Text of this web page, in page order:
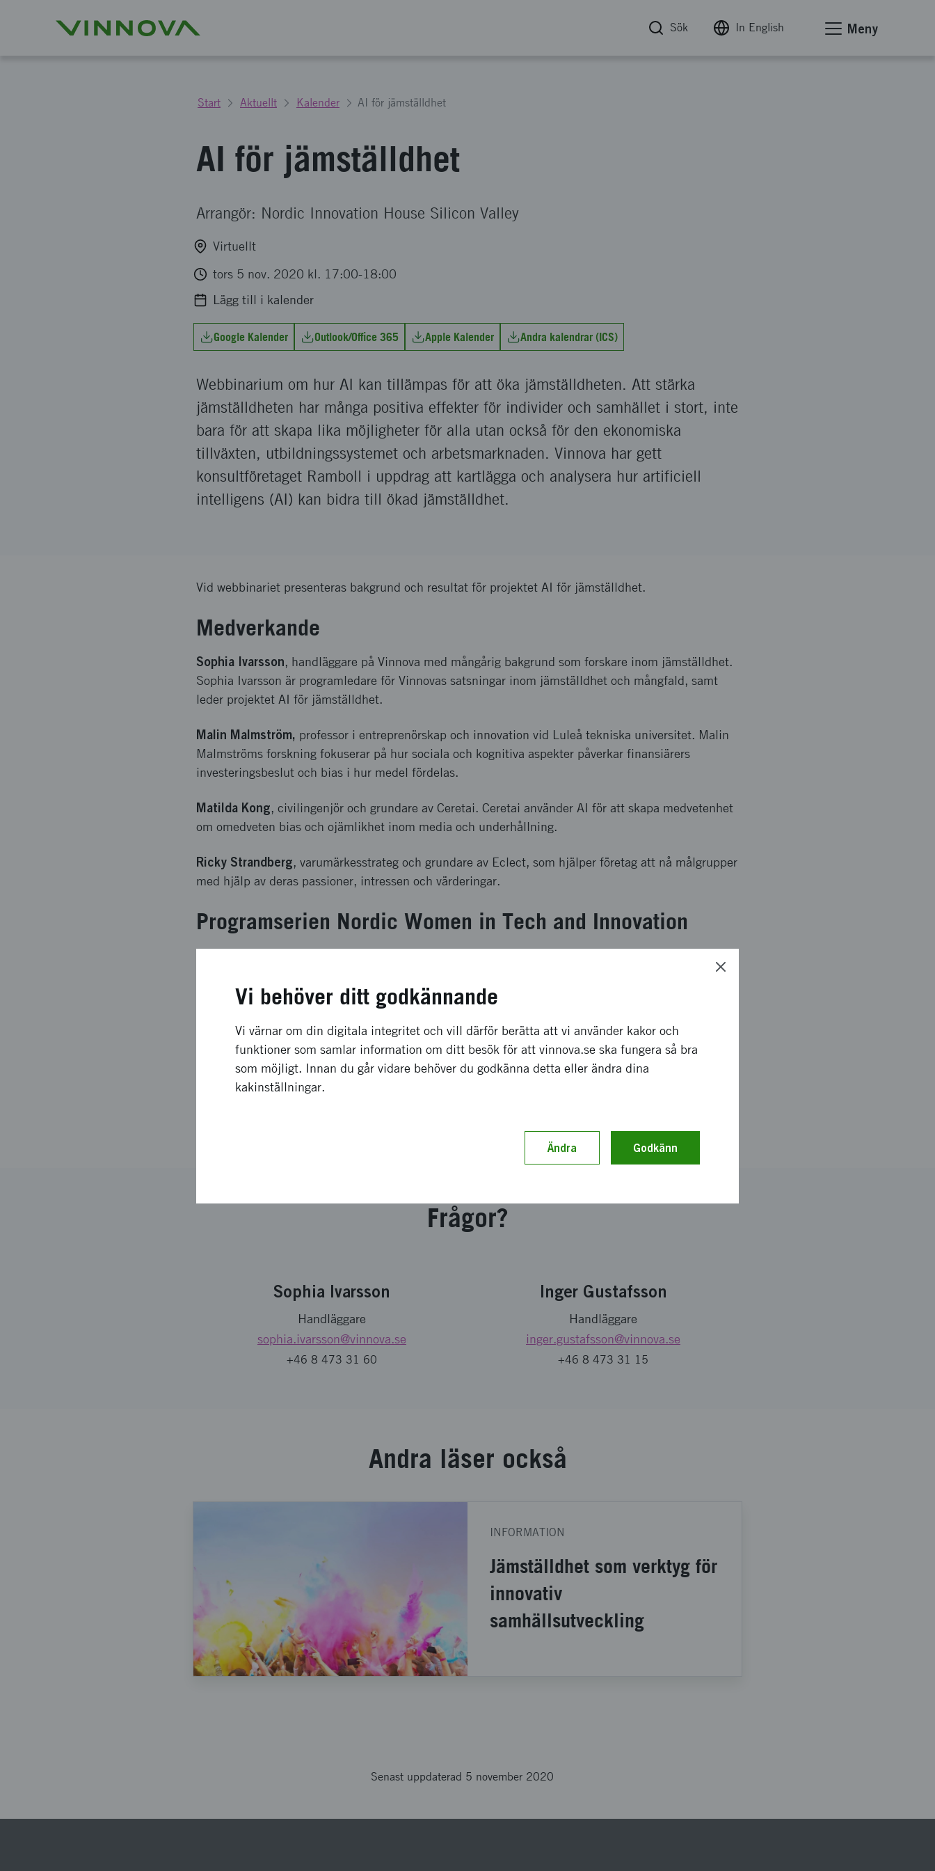
Sök In English Meny
Start Aktuellt Kalender AI för jämställdhet
AI för jämställdhet
Arrangör: Nordic Innovation House Silicon Valley
Virtuellt
tors 5 nov. 2020 kl. 17:00-18:00
Lägg till i kalender
Google Kalender Outlook/Office 365 Apple Kalender Andra kalendrar (ICS)
Webbinarium om hur AI kan tillämpas för att öka jämställdheten. Att stärka
jämställdheten har många positiva effekter för individer och samhället i stort, inte
bara för att skapa lika möjligheter för alla utan också för den ekonomiska
tillväxten, utbildningssystemet och arbetsmarknaden. Vinnova har gett
konsultföretaget Ramboll i uppdrag att kartlägga och analysera hur artificiell
intelligens (AI) kan bidra till ökad jämställdhet.
Vid webbinariet presenteras bakgrund och resultat för projektet AI för jämställdhet.
Medverkande
Sophia Ivarsson, handläggare på Vinnova med mångårig bakgrund som forskare inom jämställdhet.
Sophia Ivarsson är programledare för Vinnovas satsningar inom jämställdhet och mångfald, samt
leder projektet AI för jämställdhet.
Malin Malmström, professor i entreprenörskap och innovation vid Luleå tekniska universitet. Malin
Malmströms forskning fokuserar på hur sociala och kognitiva aspekter påverkar finansiärers
investeringsbeslut och bias i hur medel fördelas.
Matilda Kong, civilingenjör och grundare av Ceretai. Ceretai använder AI för att skapa medvetenhet
om omedveten bias och ojämlikhet inom media och underhållning.
Ricky Strandberg, varumärkesstrateg och grundare av Eclect, som hjälper företag att nå målgrupper
med hjälp av deras passioner, intressen och värderingar.
Programserien Nordic Women in Tech and Innovation
näringsliv, undersöker hur teknik och innovation stödjer jämställdhet samt inspirerar kvinnor till att
engagera sig som grundare och investerare.
Ibland fotograferar eller filmar vi på våra aktiviteter. Om du inte
vill vara med på bilder eller filmer, kan du meddela detta när du
Läs mer om hur vi lagrar
Frågor?
Sophia Ivarsson
Handläggare
sophia.ivarsson@vinnova.se
+46 8 473 31 60
Inger Gustafsson
Handläggare
inger.gustafsson@vinnova.se
+46 8 473 31 15
Andra läser också
INFORMATION
Jämställdhet som verktyg för
innovativ
samhällsutveckling
Senast uppdaterad 5 november 2020
Vi behöver ditt godkännande
Vi värnar om din digitala integritet och vill därför berätta att vi använder kakor och
funktioner som samlar information om ditt besök för att vinnova.se ska fungera så bra
som möjligt. Innan du går vidare behöver du godkänna detta eller ändra dina
kakinställningar.
Ändra Godkänn